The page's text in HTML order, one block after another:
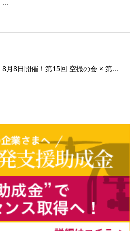
...
8月8日開催！第15回 空撮の会 × 第...